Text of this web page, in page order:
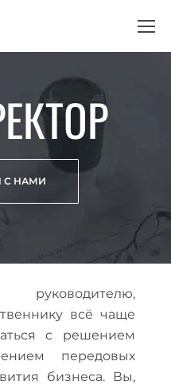
С НАМИ
всё чаще
с решением
передовых
бизнеса. Вы,